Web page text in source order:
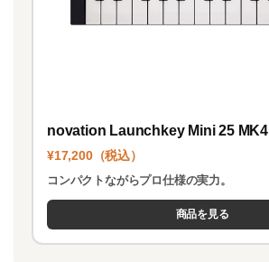
novation Launchkey Mini 25 MK4
¥17,200（税込）
コンパクトながらプロ仕様の実力。
商品を見る